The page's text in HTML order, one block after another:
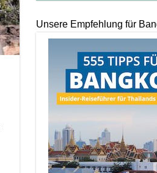
Unsere Empfehlung für